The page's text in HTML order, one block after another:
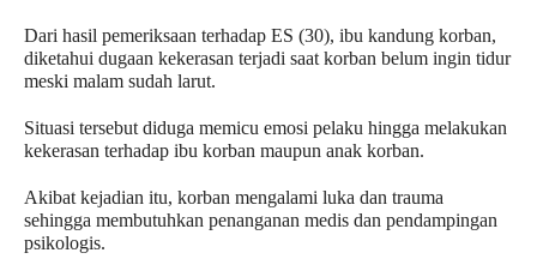
Dari hasil pemeriksaan terhadap ES (30), ibu kandung korban,
diketahui dugaan kekerasan terjadi saat korban belum ingin tidur
meski malam sudah larut.
Situasi tersebut diduga memicu emosi pelaku hingga melakukan
kekerasan terhadap ibu korban maupun anak korban.
Akibat kejadian itu, korban mengalami luka dan trauma
sehingga membutuhkan penanganan medis dan pendampingan
psikologis.